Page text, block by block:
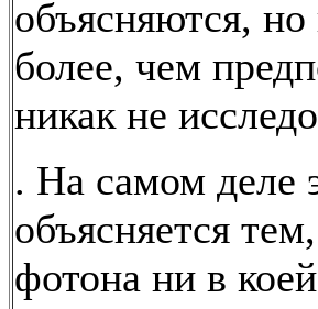
объясняются,
более, чем
никак не
. На самом деле
объясняется
фотона ни в